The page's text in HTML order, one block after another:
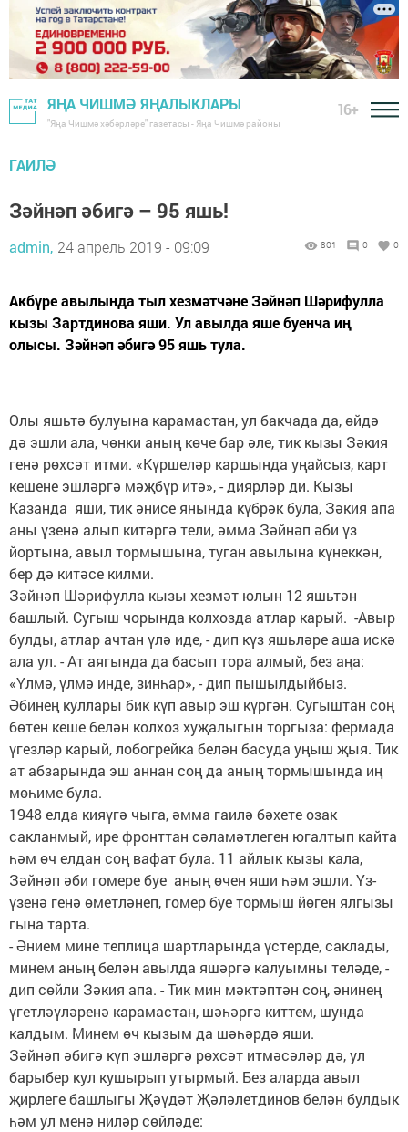
ЯҢА ЧИШМӘ ЯҢАЛЫКЛАРЫ
"Яңа Чишмә хәбәрләре" газетасы - Яңа Чишмә районы
16+
ГАИЛӘ
Зәйнәп әбигә – 95 яшь!
admin, 24 апрель 2019 - 09:09 801 0 0
Акбүре авылында тыл хезмәтчәне Зәйнәп Шәрифулла
кызы Зартдинова яши. Ул авылда яше буенча иң
олысы. Зәйнәп әбигә 95 яшь тула.
Олы яшьтә булуына карамастан, ул бакчада да, өйдә
дә эшли ала, чөнки аның көче бар әле, тик кызы Зәкия
генә рөхсәт итми. «Күршеләр каршында уңайсыз, карт
кешене эшләргә мәҗбүр итә», - диярләр ди. Кызы
Казанда яши, тик әнисе янында күбрәк була, Зәкия апа
аны үзенә алып китәргә тели, әмма Зәйнәп әби үз
йортына, авыл тормышына, туган авылына күнеккән,
бер дә китәсе килми.
Зәйнәп Шәрифулла кызы хезмәт юлын 12 яшьтән
башлый. Сугыш чорында колхозда атлар карый. -Авыр
булды, атлар ачтан үлә иде, - дип күз яшьләре аша искә
ала ул. - Ат аягында да басып тора алмый, без аңа:
«Үлмә, үлмә инде, зинһар», - дип пышылдыйбыз.
Әбинең куллары бик күп авыр эш күргән. Сугыштан соң
бөтен кеше белән колхоз хуҗалыгын торгыза: фермада
үгезләр карый, лобогрейка белән басуда уңыш җыя. Тик
ат абзарында эш аннан соң да аның тормышында иң
мөһиме була.
1948 елда кияүгә чыга, әмма гаилә бәхете озак
сакланмый, ире фронттан сәламәтлеген югалтып кайта
һәм өч елдан соң вафат була. 11 айлык кызы кала,
Зәйнәп әби гомере буе аның өчен яши һәм эшли. Үз-
үзенә генә өметләнеп, гомер буе тормыш йөген ялгызы
гына тарта.
- Әнием мине теплица шартларында үстерде, саклады,
минем аның белән авылда яшәргә калуымны теләде, -
дип сөйли Зәкия апа. - Тик мин мәктәптән соң, әнинең
үгетләүләренә карамастан, шәһәргә киттем, шунда
калдым. Минем өч кызым да шәһәрдә яши.
Зәйнәп әбигә күп эшләргә рөхсәт итмәсәләр дә, ул
барыбер кул кушырып утырмый. Без аларда авыл
җирлеге башлыгы Җәүдәт Җәләлетдинов белән булдык
һәм ул менә ниләр сөйләде: